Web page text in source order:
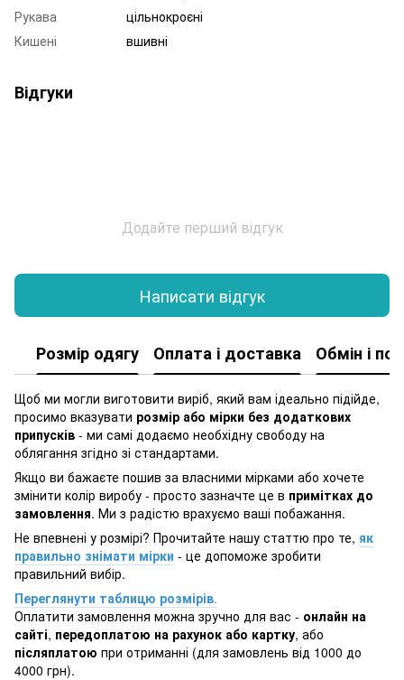
Рукава
цільнокроєні
Кишені
вшивні
Відгуки
Додайте перший відгук
Написати відгук
Розмір одягу Оплата і доставка Обмін і
Щоб ми могли виготовити виріб, який вам ідеально підійде,
просимо вказувати розмір або мірки без додаткових
припусків - ми самі додаємо необхідну свободу на
облягання згідно зі стандартами.
Якщо ви бажаєте пошив за власними мірками або хочете
змінити колір виробу - просто зазначте це в примітках до
замовлення. Ми з радістю врахуємо ваші побажання.
Не впевнені у розмірі? Прочитайте нашу статтю про те, як
правильно знімати мірки - це допоможе зробити
правильний вибір.
Переглянути таблицю розмірів.
Оплатити замовлення можна зручно для вас - онлайн на
сайті, передоплатою на рахунок або картку, або
післяплатою при отриманні (для замовлень від 1000 до
4000 грн).